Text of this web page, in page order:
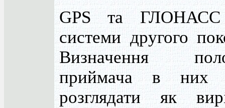
GPS та
системи другого
Визначення
приймача в них
розглядати як